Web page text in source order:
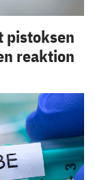
pistoksen
reaktion